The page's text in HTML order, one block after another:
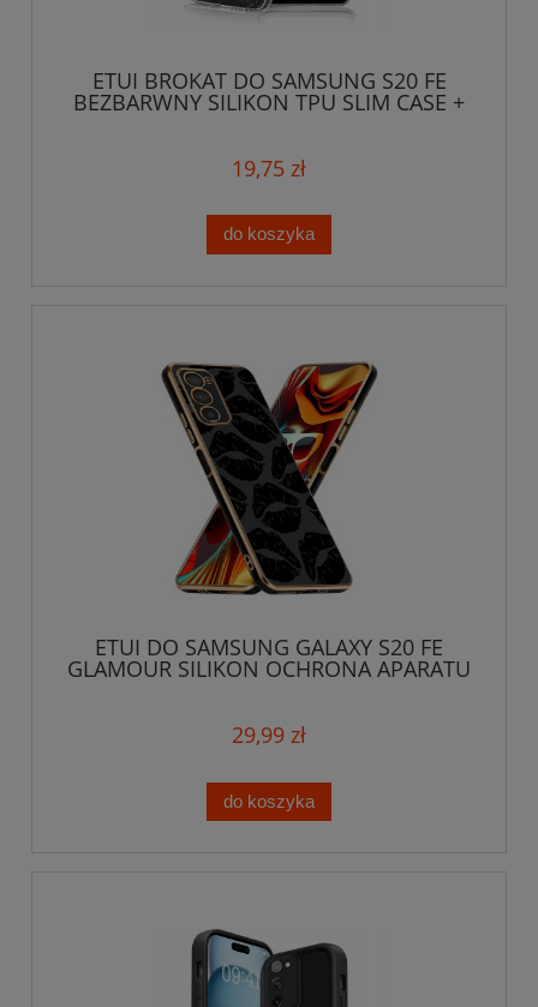
ETUI BROKAT DO SAMSUNG S20 FE
BEZBARWNY SILIKON TPU SLIM CASE +
19,75 zł
do koszyka
ETUI DO SAMSUNG GALAXY S20 FE
GLAMOUR SILIKON OCHRONA APARATU
29,99 zł
do koszyka